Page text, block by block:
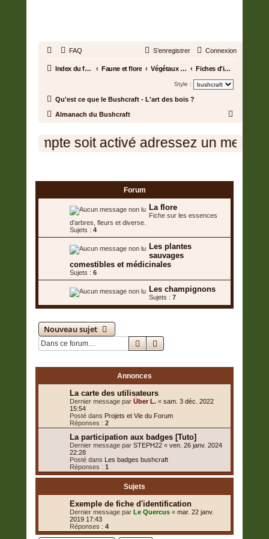
FAQ Connexion
S’enregistrer
Index du forum Faune et flore Végétaux toxiques et comestibles Fiches d'identification
Style :
Qu'est ce que le Bushcraft - L'art des bois ?
Almanach du Bushcraft
c
compte soit activé adressez un
Forum
La flore
Fiche sur les essences
d'arbres, fleurs et diverse.
Sujets : 4
Les plantes
sauvages
comestibles et médicinales
Sujets : 6
Les champignons
Sujets : 7
Nouveau sujet
RechercherRecherche avancée
Annonces
La carte des utilisateurs
Dernier message par Über L. « sam. 3 déc. 2022
15:54
Posté dans Projets et Vie du Forum
Réponses : 2
La participation aux badges [Tuto]
Dernier message par STEPH22 « ven. 26 janv. 2024
22:28
Posté dans Les badges bushcraft
Réponses : 1
Sujets
Exemple de fiche d'identification
Dernier message par Le Quercus « mar. 22 janv.
2019 17:43
Réponses : 4